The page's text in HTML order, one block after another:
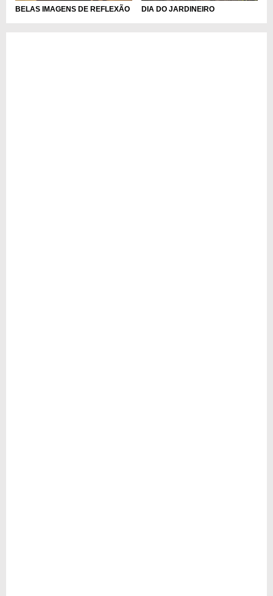
BELAS IMAGENS DE REFLEXÃO DIA DO JARDINEIRO